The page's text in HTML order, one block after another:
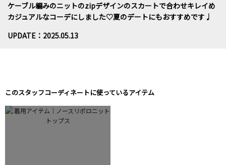
ケーブル編みのニットのzipデザインのスカートで合わせキレイめ
カジュアルなコーデにしました♡夏のデートにもおすすめです♩
UPDATE：2025.05.13
このスタッフコーディネートに使っているアイテム